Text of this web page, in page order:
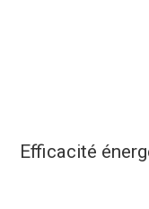
Efficacité